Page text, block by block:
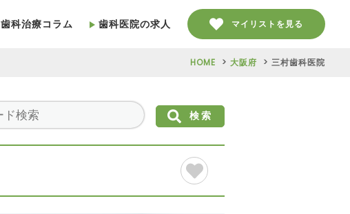
歯科治療コラム 歯科医院の求人 マイリストを見る
HOME 大阪府 三村歯科医院
検索